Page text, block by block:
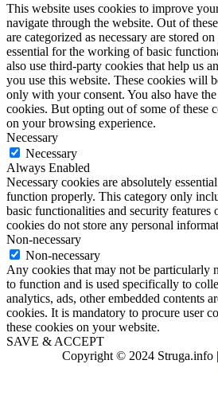
This website uses cookies to improve
navigate through the website. Out of
are categorized as necessary are stored
essential for the working of basic
also use third-party cookies that help us
you use this website. These cookies will
only with your consent. You also have
cookies. But opting out of some of these
on your browsing experience.
Necessary
Necessary
Always Enabled
Necessary cookies are absolutely
function properly. This category only
basic functionalities and security features
cookies do not store any personal
Non-necessary
Non-necessary
Any cookies that may not be particularly
to function and is used specifically to
analytics, ads, other embedded contents
cookies. It is mandatory to procure user
these cookies on your website.
SAVE & ACCEPT
Copyright © 2024 Struga.info |